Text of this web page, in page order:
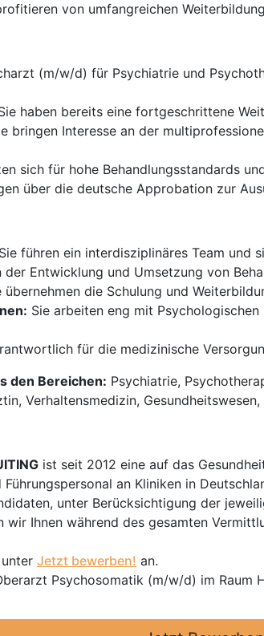
von umfangreichen
(m/w/d) für Psychiatrie und
haben bereits eine fortgeschrittene
bringen Interesse an der
sich für hohe Behandlungsstandards
über die deutsche Approbation zur
Sie führen ein interdisziplinäres Team
der Entwicklung und Umsetzung von
übernehmen die Schulung und
Sie arbeiten eng mit
für die medizinische
den Bereichen: Psychiatrie,
Verhaltensmedizin,
ist seit 2012 eine auf das
an Kliniken in
unter Berücksichtigung der
wir Ihnen während des gesamten
Jetzt bewerben! an.
Psychosomatik (m/w/d) im Raum